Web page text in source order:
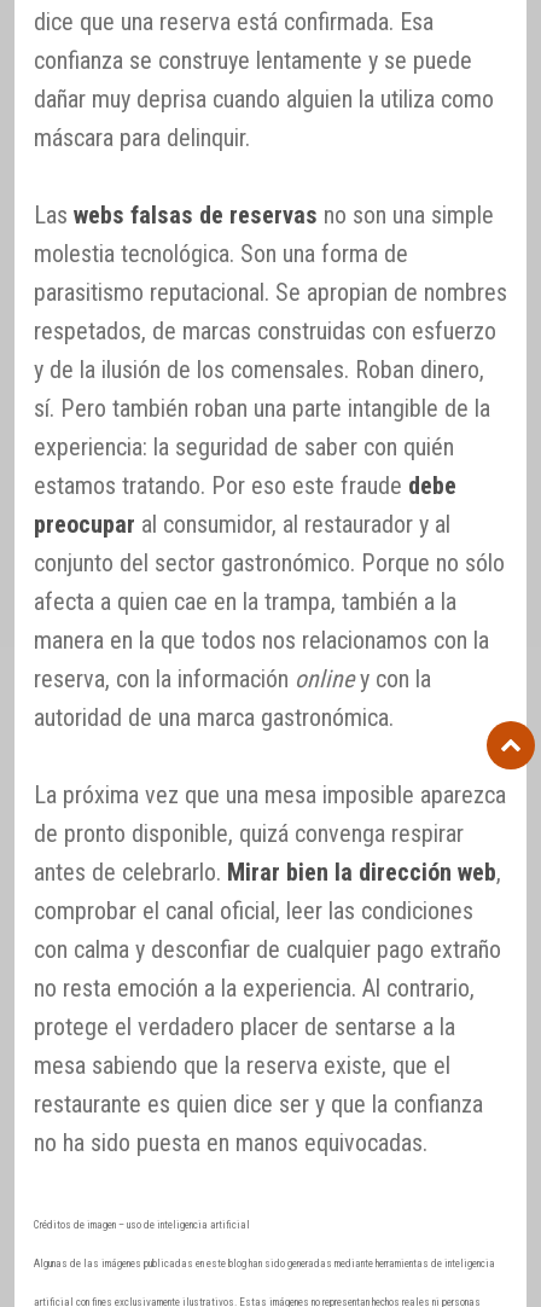
dice que una reserva está confirmada. Esa
confianza se construye lentamente y se puede
dañar muy deprisa cuando alguien la utiliza como
máscara para delinquir.
Las webs falsas de reservas no son una simple
molestia tecnológica. Son una forma de
parasitismo reputacional. Se apropian de nombres
respetados, de marcas construidas con esfuerzo
y de la ilusión de los comensales. Roban dinero,
sí. Pero también roban una parte intangible de la
experiencia: la seguridad de saber con quién
estamos tratando. Por eso este fraude debe
preocupar al consumidor, al restaurador y al
conjunto del sector gastronómico. Porque no sólo
afecta a quien cae en la trampa, también a la
manera en la que todos nos relacionamos con la
reserva, con la información onliney con la
autoridad de una marca gastronómica.
La próxima vez que una mesa imposible aparezca
de pronto disponible, quizá convenga respirar
antes de celebrarlo. Mirar bien la dirección web,
comprobar el canal oficial, leer las condiciones
con calma y desconfiar de cualquier pago extraño
no resta emoción a la experiencia. Al contrario,
protege el verdadero placer de sentarse a la
mesa sabiendo que la reserva existe, que el
restaurante es quien dice ser y que la confianza
no ha sido puesta en manos equivocadas.
Créditos de imagen – uso de inteligencia artificial
Algunas de las imágenes publicadas en este blog han sido generadas mediante herramientas de inteligencia
artificial con fines exclusivamente ilustrativos. Estas imágenes no representan hechos reales ni personas